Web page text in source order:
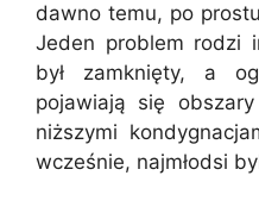
dawno temu, po
Jeden problem rodzi
był zamknięty, a
pojawiają się
niższymi
wcześnie, najmłodsi